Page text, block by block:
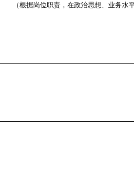
（根据岗位职责，在政治思想、业务